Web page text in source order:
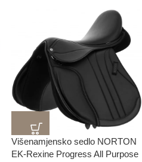
Višenamjensko sedlo NORTON
EK-Rexine Progress All Purpose